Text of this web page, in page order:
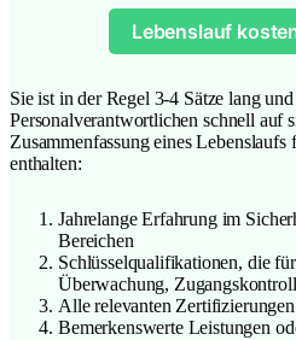
Lebenslauf
Sie ist in der Regel 3-4 Sätze lang
Personalverantwortlichen schnell auf
Zusammenfassung eines Lebenslaufs
enthalten:
Jahrelange Erfahrung im
Bereichen
Schlüsselqualifikationen, die
Überwachung,
Alle relevanten
Bemerkenswerte Leistungen